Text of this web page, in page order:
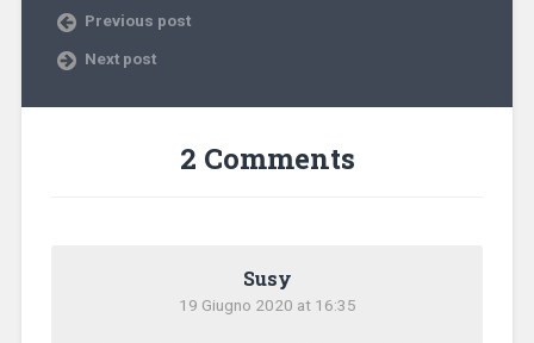
Previous post
Next post
2 Comments
Susy
19 Giugno 2020 at 16:35